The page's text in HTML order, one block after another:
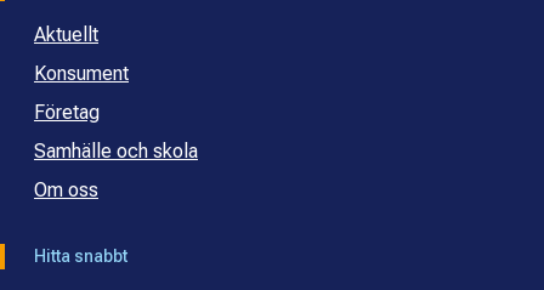
Aktuellt
Konsument
Företag
Samhälle och skola
Om oss
Hitta snabbt